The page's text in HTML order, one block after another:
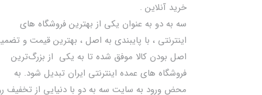
خرید آنلاین .
سه به دو به عنوان یکی از بهترين فروشگاه های
اینترنتی ، با پایبندی به اصل ، بهترين قيمت و
اصل‌ بودن کالا موفق شده تا به يكي از بزرگ‌ترين
فروشگاه هاي عمده اینترنتی ایران تبدیل شود. به
محض ورود به سایت سه به دو با دنیایی از تخفيف